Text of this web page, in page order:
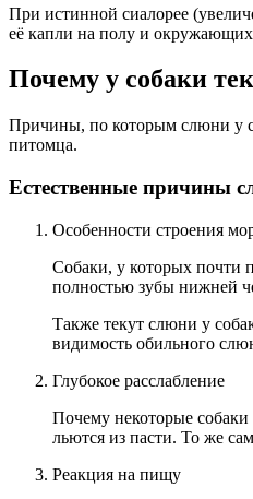
При истинной сиалорее
её капли на полу и окружающих
Почему у собаки
Причины, по которым слюни у
питомца.
Естественные причины
Особенности строения
Собаки, у которых почти
полностью зубы нижней
Также текут слюни у
видимость обильного
Глубокое расслабление
Почему некоторые собаки
льются из пасти. То же
Реакция на пищу